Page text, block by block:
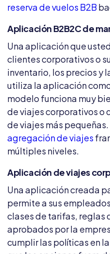
reserva de vuelos B2B
Aplicación B2B2C de
Una aplicación que
clientes corporativos o
inventario, los precios y
utiliza la aplicación
modelo funciona muy
de viajes corporativos o
de viajes más
agregación de viajes
múltiples niveles.
Aplicación de viajes
Una aplicación creada
permite a sus
clases de tarifas, reglas
aprobados por la
cumplir las políticas en